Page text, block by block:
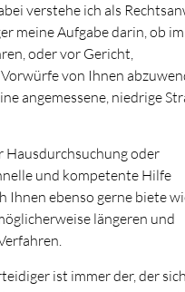
verstehe ich als
meine Aufgabe darin, ob im
oder vor Gericht,
von Ihnen
angemessene, niedrige
Hausdurchsuchung oder
und kompetente Hilfe
Ihnen ebenso gerne biete
längeren und
ist immer der, der